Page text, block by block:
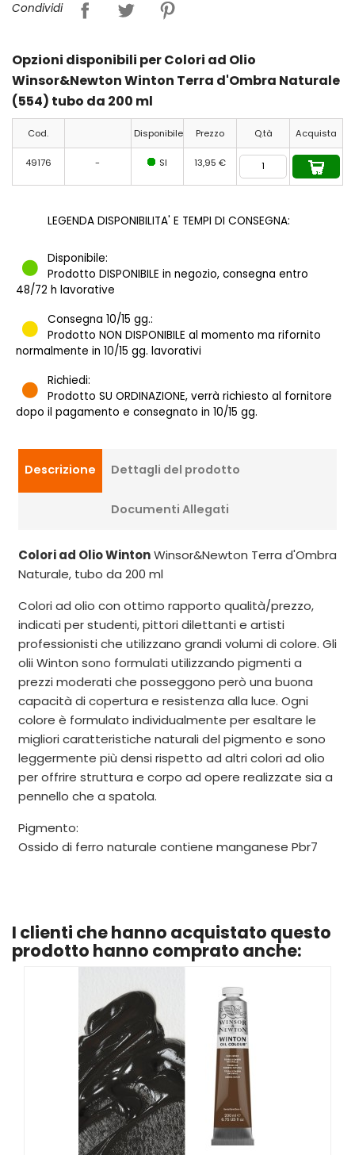
Condividi
Opzioni disponibili per Colori ad Olio
Winsor&Newton Winton Terra d'Ombra Naturale
(554) tubo da 200 ml
Cod. Disponibile Prezzo Q.tà Acquista
49176 - SI 13,95 €
LEGENDA DISPONIBILITA' E TEMPI DI CONSEGNA:
Disponibile:
Prodotto DISPONIBILE in negozio, consegna entro
48/72 h lavorative
Consegna 10/15 gg.:
Prodotto NON DISPONIBILE al momento ma rifornito
normalmente in 10/15 gg. lavorativi
Richiedi:
Prodotto SU ORDINAZIONE, verrà richiesto al fornitore
dopo il pagamento e consegnato in 10/15 gg.
Descrizione Dettagli del prodotto
Documenti Allegati
Colori ad Olio WintonWinsor&Newton Terra d'Ombra
Naturale, tubo da 200 ml
Colori ad olio con ottimo rapporto qualità/prezzo,
indicati per studenti, pittori dilettanti e artisti
professionisti che utilizzano grandi volumi di colore. Gli
olii Winton sono formulati utilizzando pigmenti a
prezzi moderati che posseggono però una buona
capacità di copertura e resistenza alla luce. Ogni
colore è formulato individualmente per esaltare le
migliori caratteristiche naturali del pigmento e sono
leggermente più densi rispetto ad altri colori ad olio
per offrire struttura e corpo ad opere realizzate sia a
pennello che a spatola.
Pigmento:
Ossido di ferro naturale contiene manganese Pbr7
I clienti che hanno acquistato questo
prodotto hanno comprato anche: